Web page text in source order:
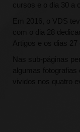
cursos e o dia 30 a
Em 2016, o VDS
com o dia 28
Artigos e os dias
Nas sub-páginas
algumas
vividos nos quatro